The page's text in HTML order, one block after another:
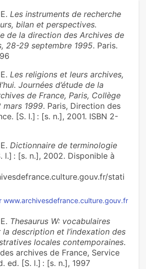
Les instruments de recherche
bilan et perspectives.
de la direction des Archives de
28-29 septembre 1995. Paris.
Les religions et leurs archives,
Journées d’étude de la
de France, Paris, Collège
mars 1999. Paris, Direction des
[S. l.] : [s. n.], 2001. ISBN 2-
Dictionnaire de terminologie
l.] : [s. n.], 2002. Disponible à
stati
www.archivesdefrance.culture.gouv.fr
Thesaurus W: vocabulaires
description et l’indexation des
locales contemporaines.
archives de France, Service
ed. [S. l.] : [s. n.], 1997